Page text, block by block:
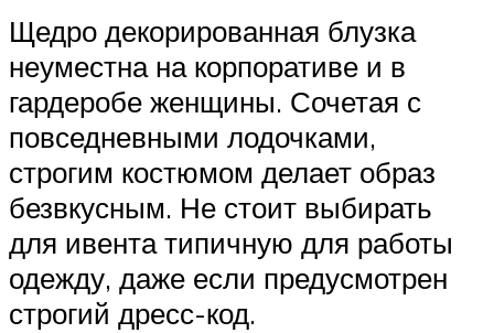
Щедро декорированная блузка
неуместна на корпоративе и в
гардеробе женщины. Сочетая с
повседневными лодочками,
строгим костюмом делает образ
безвкусным. Не стоит выбирать
для ивента типичную для работы
одежду, даже если предусмотрен
строгий дресс-код.